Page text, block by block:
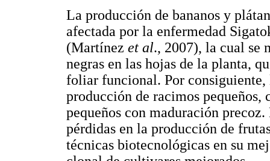
La producción de bananos y
afectada por la enfermedad
(Martínez et al., 2007), la cual se
negras en las hojas de la planta,
foliar funcional. Por
producción de racimos pequeños,
pequeños con maduración
pérdidas en la producción de
técnicas biotecnológicas en su